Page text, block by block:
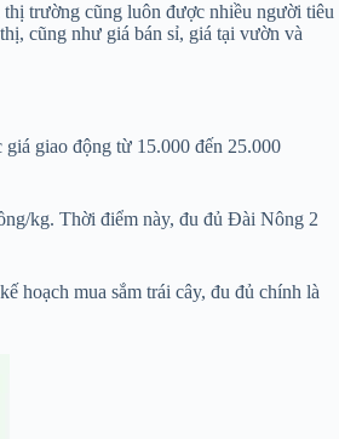
trường cũng luôn được nhiều người tiêu
cũng như giá bán sỉ, giá tại vườn và
giao động từ 15.000 đến 25.000
kg. Thời điểm này, đu đủ Đài Nông 2
hoạch mua sắm trái cây, đu đủ chính là